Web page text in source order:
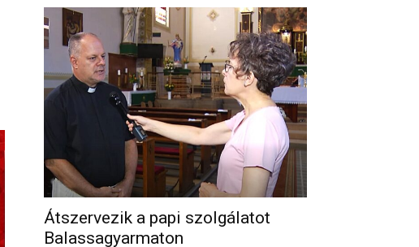
Átszervezik a papi szolgálatot
Balassagyarmaton